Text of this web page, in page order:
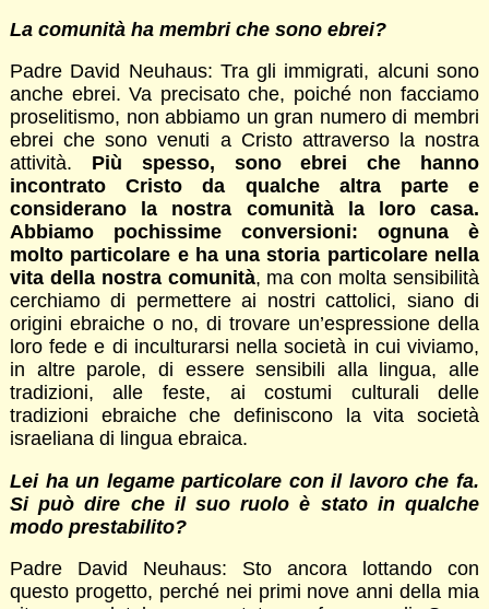
La comunità ha membri che sono ebrei?
Padre David Neuhaus: Tra gli immigrati, alcuni sono
anche ebrei. Va precisato che, poiché non facciamo
proselitismo, non abbiamo un gran numero di membri
ebrei che sono venuti a Cristo attraverso la nostra
attività. Più spesso, sono ebrei che hanno
incontrato Cristo da qualche altra parte e
considerano la nostra comunità la loro casa.
Abbiamo pochissime conversioni: ognuna è
molto particolare e ha una storia particolare nella
vita della nostra comunità, ma con molta sensibilità
cerchiamo di permettere ai nostri cattolici, siano di
origini ebraiche o no, di trovare un’espressione della
loro fede e di inculturarsi nella società in cui viviamo,
in altre parole, di essere sensibili alla lingua, alle
tradizioni, alle feste, ai costumi culturali delle
tradizioni ebraiche che definiscono la vita società
israeliana di lingua ebraica.
Lei ha un legame particolare con il lavoro che fa.
Si può dire che il suo ruolo è stato in qualche
modo prestabilito?
Padre David Neuhaus: Sto ancora lottando con
questo progetto, perché nei primi nove anni della mia